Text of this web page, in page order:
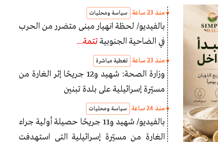
منذ 23 ساعة سياسة ومحليات
بالفيديو/ لحظة انهيار مبنى متضرر من الحرب
في الضاحية الجنوبيةتتمة...
منذ 23 ساعة تغطية مباشرة
وزارة الصحة: شهيد و12 جريحًا إثر الغارة من
مسيّرة إسرائيلية على بلدة تبنين
منذ 24 ساعة سياسة ومحليات
بالفيديو/ شهيد و11 جريحًا حصيلة أولية جراء
الغارة من مسيّرة إسرائيلية التي استهدفت